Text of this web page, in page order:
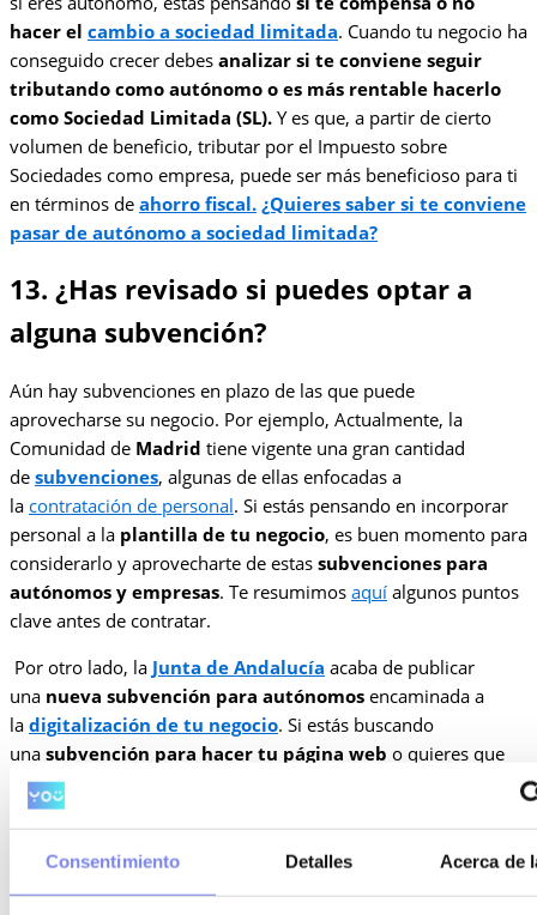
Consentimiento Detalles Acerca de
hacer el cambio a sociedad limitada. Cuando tu negocio ha
conseguido crecer debes analizar si te conviene seguir
tributando como autónomo o es más rentable hacerlo
como Sociedad Limitada (SL). Y es que, a partir de cierto
volumen de beneficio, tributar por el Impuesto sobre
Sociedades como empresa, puede ser más beneficioso para ti
en términos de ahorro fiscal. ¿Quieres saber si te conviene
pasar de autónomo a sociedad limitada?
13. ¿Has revisado si puedes optar a
alguna subvención?
Aún hay subvenciones en plazo de las que puede
aprovecharse su negocio. Por ejemplo, Actualmente, la
Comunidad de Madrid tiene vigente una gran cantidad
de subvenciones, algunas de ellas enfocadas a
la contratación de personal. Si estás pensando en incorporar
personal a la plantilla de tu negocio, es buen momento para
considerarlo y aprovecharte de estas subvenciones para
autónomos y empresas. Te resumimos aquí algunos puntos
clave antes de contratar.
Por otro lado, la Junta de Andalucía acaba de publicar
una nueva subvención para autónomos encaminada a
la digitalización de tu negocio. Si estás buscando
una subvención para hacer tu página web o quieres que
tesubvencionen el gasto de marketing
negocio, en este artículo te contamos como solicitar
Andalucía.